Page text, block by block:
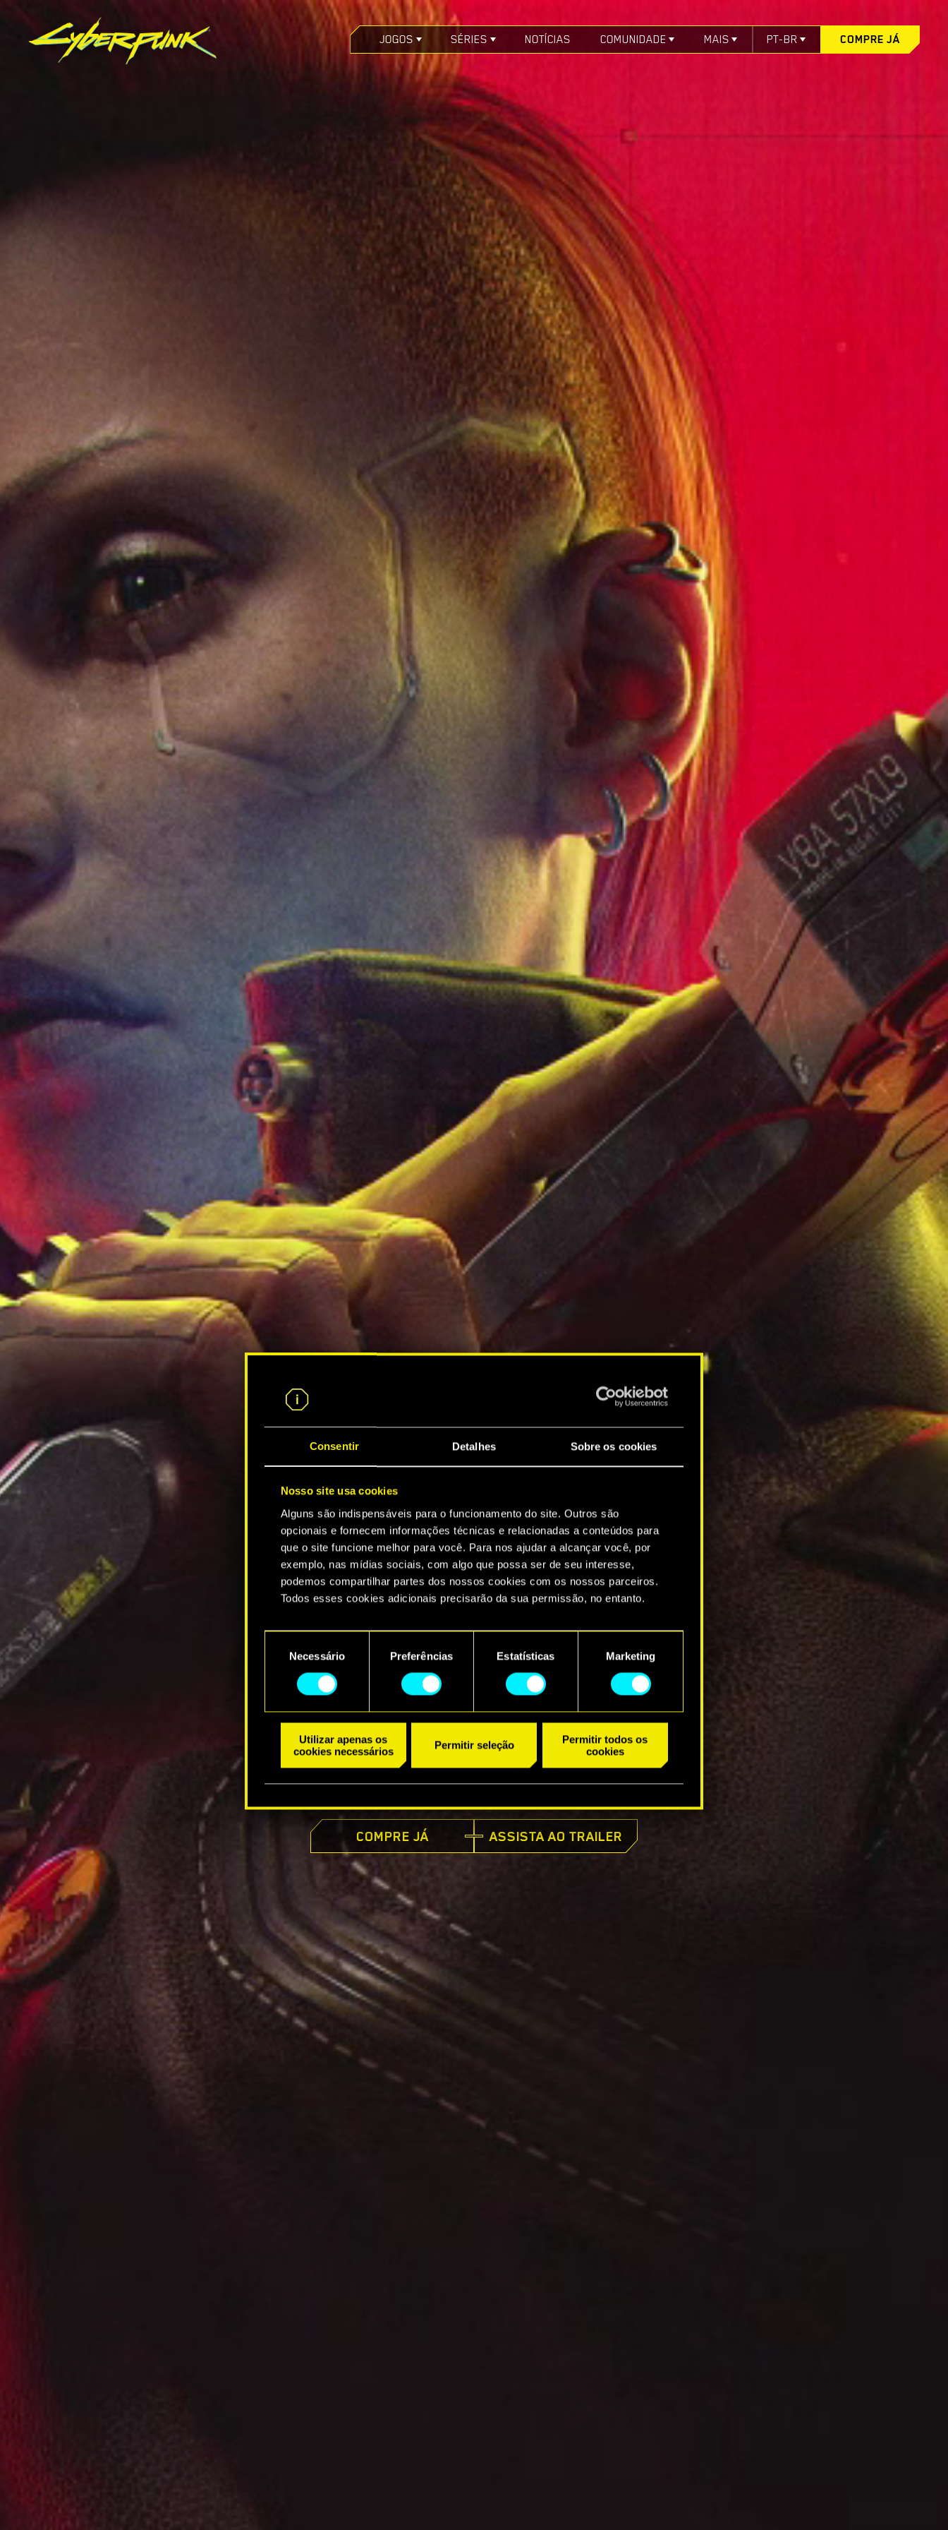
Consentir Detalhes Sobre os cookies
Nosso site usa cookies
Alguns são indispensáveis para o funcionamento do site. Outros são
opcionais e fornecem informações técnicas e relacionadas a conteúdos para
que o site funcione melhor para você. Para nos ajudar a alcançar você, por
exemplo, nas mídias sociais, com algo que possa ser de seu interesse,
podemos compartilhar partes dos nossos cookies com os nossos parceiros.
Todos esses cookies adicionais precisarão da sua permissão, no entanto.
Você encontrará todos os detalhes sobre o uso de cookies e poderá ajustar as
suas preferências no menu "Configurações" abaixo.
consentimento
Necessário Preferências Estatísticas Marketing
Utilizar apenas os
cookies necessários
Permitir seleção
Permitir todos os
cookies
JOGOS SÉRIES NOTÍCIAS COMUNIDADE MAIS PT-BR COMPRE JÁ
JÁ DISPONÍVEL
COMPRE JÁ ASSISTA AO TRAILER